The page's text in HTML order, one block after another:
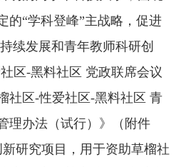
的“学科登峰”主战略，促进
续发展和青年教师科研创
区-黑料社区 党政联席会议
社区-性爱社区-黑料社区 青
理办法（试行）》（附件
研究项目，用于资助草榴社